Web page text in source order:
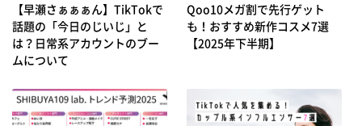
【早瀬さぁぁぁん】TikTokで
話題の「今日のじいじ」と
は？日常系アカウントのブー
ムについて
Qoo10メガ割で先行ゲット
も！おすすめ新作コスメ7選
【2025年下半期】